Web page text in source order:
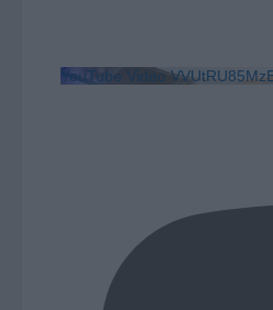
YouTube Video